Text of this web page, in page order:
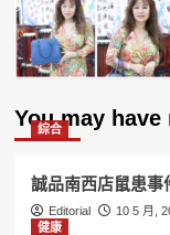
You may have
綜合
誠品南西店鼠患事
Editorial
10 5 月,
健康